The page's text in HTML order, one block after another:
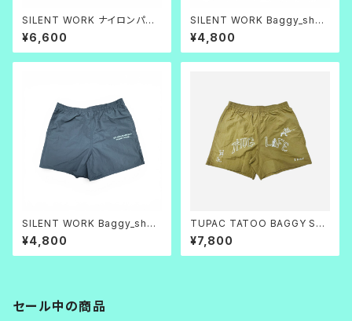
SILENT WORK ナイロンパン
ツ_グレー
¥6,600
SILENT WORK Baggy_short
s ネイビー
¥4,800
SILENT WORK Baggy_short
s グレー
¥4,800
TUPAC TATOO BAGGY SH
ORTS
¥7,800
セール中の商品